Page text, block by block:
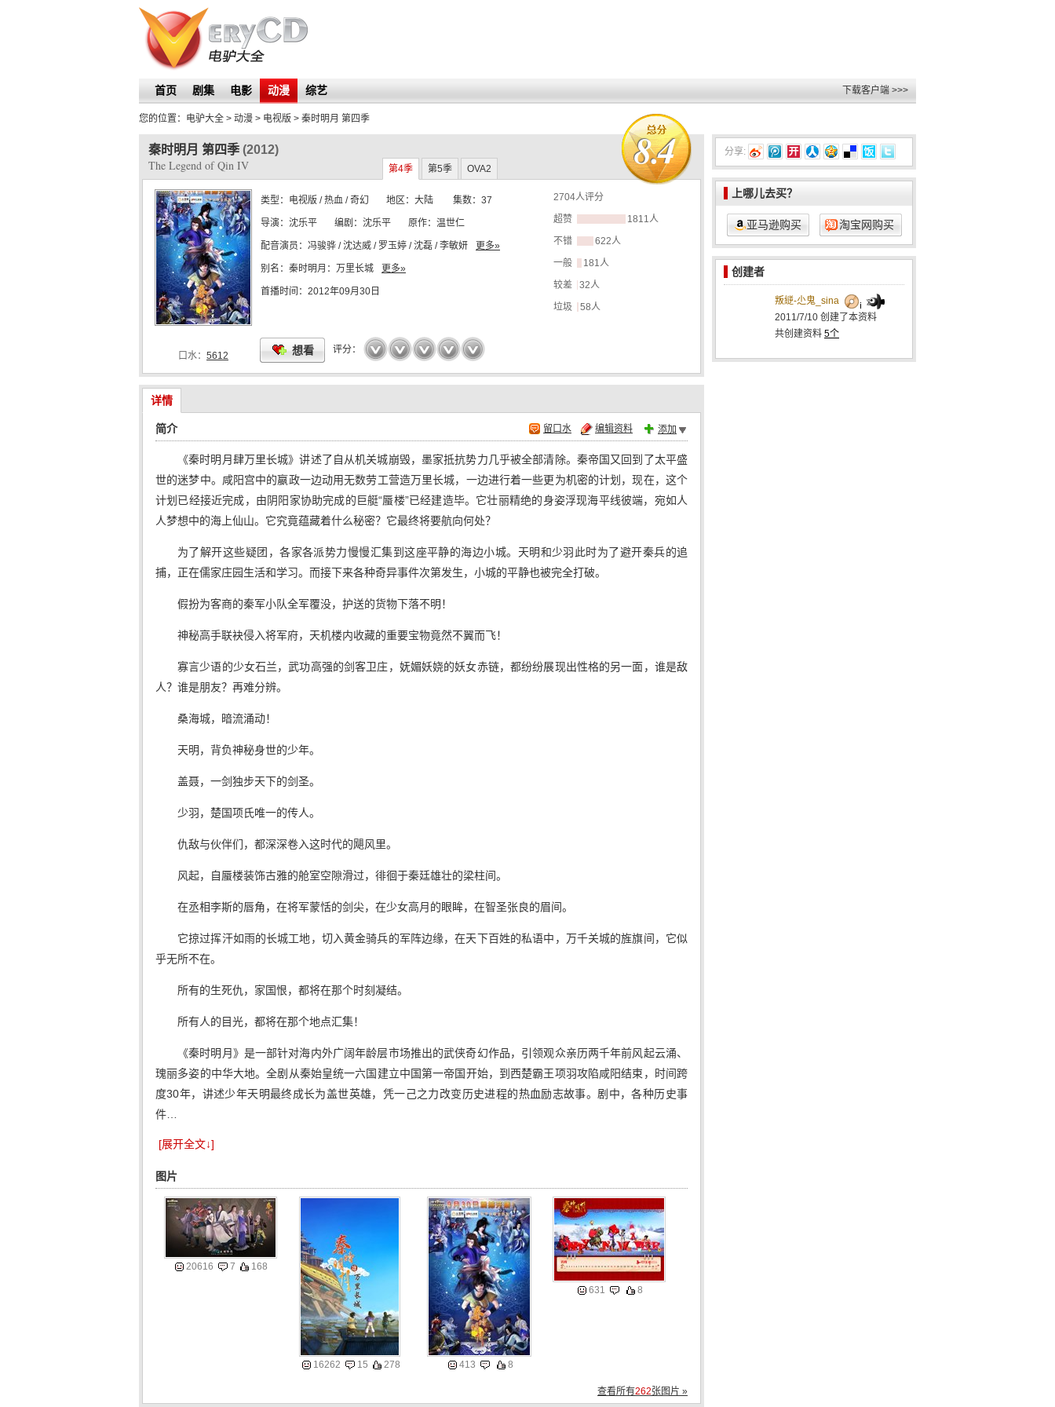
首页 剧集 电影 动漫 综艺 下载客户端 >>>
您的位置： 电驴大全 > 动漫 > 电视版 > 秦时明月 第四季
秦时明月 第四季 (2012)
第4季 第5季 OVA2
The Legend of Qin IV
类型： 电视版 / 热血 / 奇幻 地区： 大陆 集数： 37
导演： 沈乐平 编剧： 沈乐平 原作： 温世仁
配音演员： 冯骏骅 / 沈达威 / 罗玉婷 / 沈磊 / 李敏妍 更多»
别名： 秦时明月：万里长城 更多»
动画制作： 杭州玄机科技信息技术有限公司
首播时间： 2012年09月30日
2704人评分
超赞
1811人
不错
622人
一般
181人
较差
32人
垃圾
58人
口水： 5612 想看 评分：
☆ ☆ ☆ ☆ ☆
8.4
详情
简介 添加
编辑资料
留口水
《秦时明月肆万里长城》讲述了自从机关城崩毁，墨家抵抗势力几乎被全部清除。秦帝国又回到了太平盛
世的迷梦中。咸阳宫中的嬴政一边动用无数劳工营造万里长城，一边进行着一些更为机密的计划，现在，这个
计划已经接近完成，由阴阳家协助完成的巨艇“蜃楼”已经建造毕。它壮丽精绝的身姿浮现海平线彼端，宛如人
人梦想中的海上仙山。它究竟蕴藏着什么秘密？它最终将要航向何处？
为了解开这些疑团，各家各派势力慢慢汇集到这座平静的海边小城。天明和少羽此时为了避开秦兵的追
捕，正在儒家庄园生活和学习。而接下来各种奇异事件次第发生，小城的平静也被完全打破。
假扮为客商的秦军小队全军覆没，护送的货物下落不明！
神秘高手联袂侵入将军府，天机楼内收藏的重要宝物竟然不翼而飞！
寡言少语的少女石兰，武功高强的剑客卫庄，妩媚妖娆的妖女赤链，都纷纷展现出性格的另一面，谁是敌
人？谁是朋友？再难分辨。
桑海城，暗流涌动！
天明，背负神秘身世的少年。
盖聂，一剑独步天下的剑圣。
少羽，楚国项氏唯一的传人。
仇敌与伙伴们，都深深卷入这时代的飓风里。
风起，自蜃楼装饰古雅的舱室空隙滑过，徘徊于秦廷雄壮的梁柱间。
在丞相李斯的唇角，在将军蒙恬的剑尖，在少女高月的眼眸，在智圣张良的眉间。
它掠过挥汗如雨的长城工地，切入黄金骑兵的军阵边缘，在天下百姓的私语中，万千关城的旌旗间，它似
乎无所不在。
所有的生死仇，家国恨，都将在那个时刻凝结。
所有人的目光，都将在那个地点汇集！
《秦时明月》是一部针对海内外广阔年龄层市场推出的武侠奇幻作品，引领观众亲历两千年前风起云涌、
瑰丽多姿的中华大地。全剧从秦始皇统一六国建立中国第一帝国开始，到西楚霸王项羽攻陷咸阳结束，时间跨
度30年，讲述少年天明最终成长为盖世英雄，凭一己之力改变历史进程的热血励志故事。剧中，各种历史事
件…
[展开全文↓]
图片
20616 7 168
16262 15 278 413 8
631 8
查看所有262张图片 »
分享:
上哪儿去买？
亚马逊购买 淘宝网购买
创建者
叛縌-尐鬼_sina
2011/7/10 创建了本资料
共创建资料 5个